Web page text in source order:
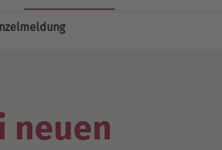
neuen